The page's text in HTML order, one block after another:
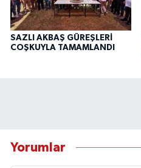
SAZLI AKBAŞ GÜREŞLERİ
COŞKUYLA TAMAMLANDI
Yorumlar